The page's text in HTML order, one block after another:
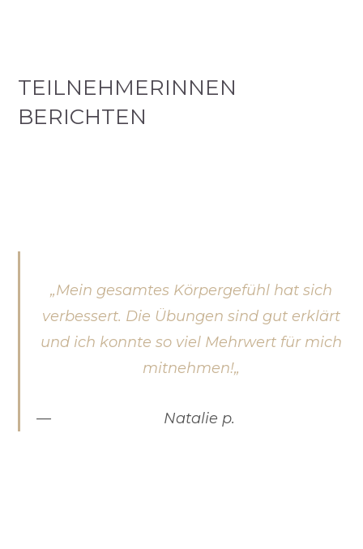
TEILNEHMERINNEN
BERICHTEN
„Mein gesamtes Körpergefühl hat sich
verbessert. Die Übungen sind gut erklärt
und ich konnte so viel Mehrwert für mich
mitnehmen!„
Natalie p.